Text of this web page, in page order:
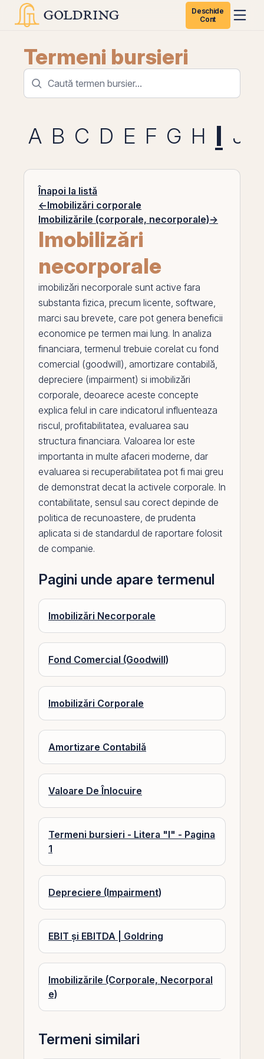
Deschide
Cont
Termeni bursieri
A B C D E F G H I J
Înapoi la listă
←Imobilizări corporale
Imobilizările (corporale, necorporale)→
Imobilizări
necorporale
imobilizări necorporale sunt active fara
substanta fizica, precum licente, software,
marci sau brevete, care pot genera beneficii
economice pe termen mai lung. In analiza
financiara, termenul trebuie corelat cu fond
comercial (goodwill), amortizare contabilă,
depreciere (impairment) si imobilizări
corporale, deoarece aceste concepte
explica felul in care indicatorul influenteaza
riscul, profitabilitatea, evaluarea sau
structura financiara. Valoarea lor este
importanta in multe afaceri moderne, dar
evaluarea si recuperabilitatea pot fi mai greu
de demonstrat decat la activele corporale. In
contabilitate, sensul sau corect depinde de
politica de recunoastere, de prudenta
aplicata si de standardul de raportare folosit
de companie.
Pagini unde apare termenul
Imobilizări Necorporale
Fond Comercial (Goodwill)
Imobilizări Corporale
Amortizare Contabilă
Valoare De Înlocuire
Termeni bursieri - Litera "I" - Pagina
1
Depreciere (Impairment)
EBIT și EBITDA | Goldring
Imobilizările (Corporale, Necorporal
e)
Termeni similari